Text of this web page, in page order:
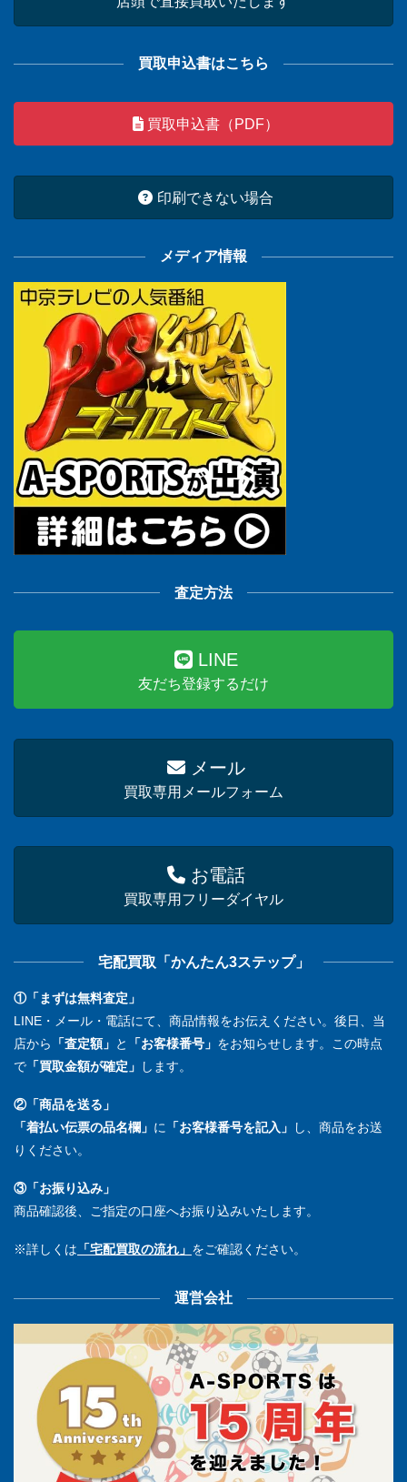
買取申込書はこちら
買取申込書（PDF）
印刷できない場合
メディア情報
査定方法
LINE
友だち登録するだけ
メール
買取専用メールフォーム
お電話
買取専用フリーダイヤル
宅配買取「かんたん3ステップ」
①「まずは無料査定」
LINE・メール・電話にて、商品情報をお伝えください。後日、当
店から
「査定額」 と 「お客様番号」 をお知らせします。この時点
で 「買取金額が確定」 します。
②「商品を送る」
「着払い伝票の品名欄」 に 「お客様番号を記入」
し、商品をお送
りください。
③「お振り込み」
商品確認後、ご指定の口座へお振り込みいたします。
※詳しくは 「宅配買取の流れ」 をご確認ください。
運営会社